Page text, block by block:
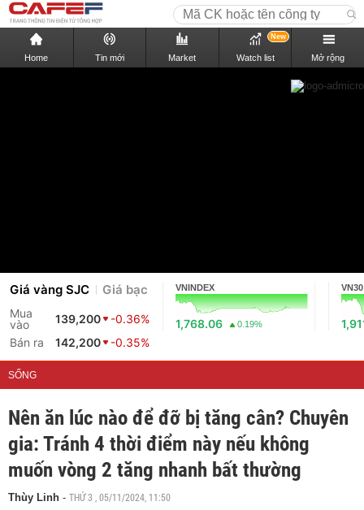
Home Tin mới Market Watch list
New
Mở rộng
Giá vàng SJC Giá bạc
Mua
vào
139,200
-0.36%
Bán ra
142,200 -0.35%
VNINDEX
1,768.06 0.19%
VN30
SỐNG
Nên ăn lúc nào để đỡ bị tăng cân? Chuyên
gia: Tránh 4 thời điểm này nếu không
muốn vòng 2 tăng nhanh bất thường
Thùy Linh - THỨ 3 , 05/11/2024, 11:50